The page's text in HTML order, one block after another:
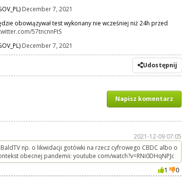
December 7, 2021
obowiązywał test wykonany nie wcześniej niż 24h przed
57tncnnFtS
December 7, 2021
Udostępnij
Napisz komentarz
2021-12-09 07:05
np. o likwidacji gotówki na rzecz cyfrowego CBDC albo o
obecnej pandemii: youtube com/watch?v=RNi0DHqNPJc
1
0